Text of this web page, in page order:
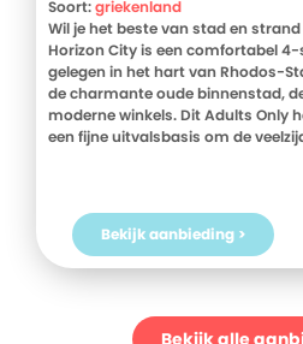
Soort:griekenland
Wil je het beste van stad en
Horizon City is een comfortabel
gelegen in het hart van Rhodos-
de charmante oude binnenstad,
moderne winkels. Dit Adults Only
een fijne uitvalsbasis om de
minuten naar het strand voor een
combinatie van cultuur, comfort
hotel een uitstekende keuze. Boek
Bekijk aanbieding >
Bekijk alle